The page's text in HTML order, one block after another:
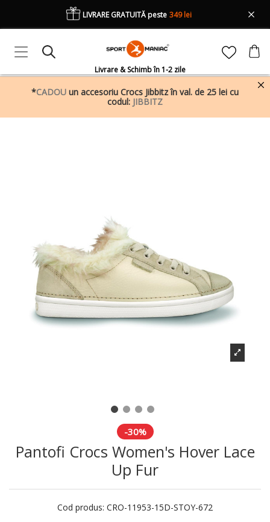
Livrare & Schimb în 1-2 zile
LIVRARE GRATUITĂ peste 349 lei
*CADOU un accesoriu Crocs Jibbitz în val. de 25 lei cu
codul: JIBBITZ
-30%
Pantofi Crocs Women's Hover Lace
Up Fur
Cod produs: CRO-11953-15D-STOY-672